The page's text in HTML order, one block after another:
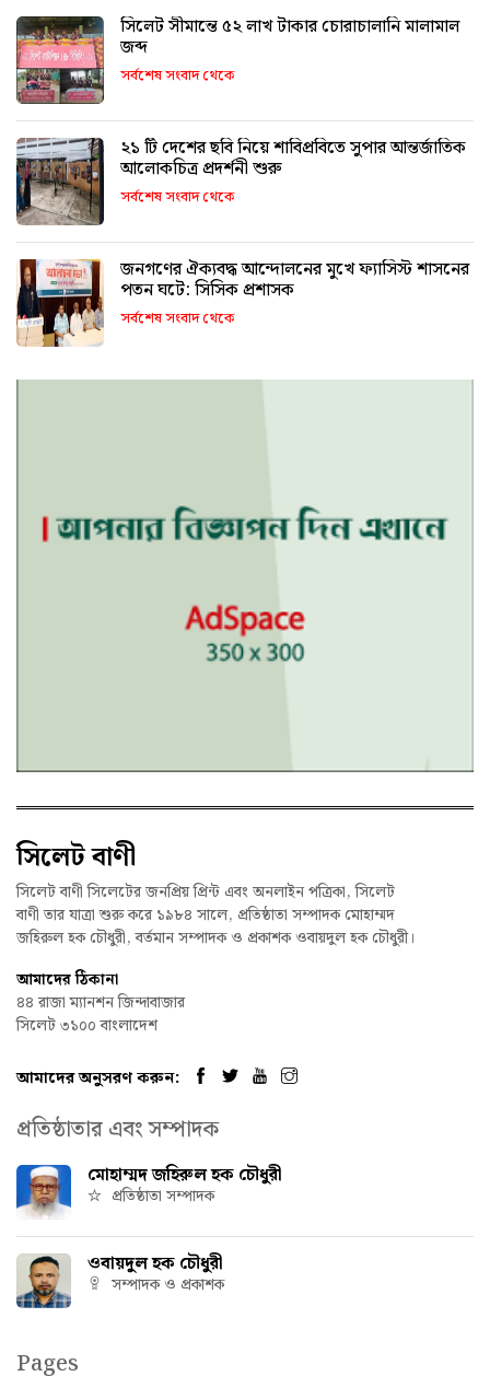
সিলেট সীমান্তে ৫২ লাখ টাকার চোরাচালানি মালামাল
জব্দ
সর্বশেষ সংবাদ থেকে
২১ টি দেশের ছবি নিয়ে শাবিপ্রবিতে সুপার আন্তর্জাতিক
আলোকচিত্র প্রদর্শনী শুরু
সর্বশেষ সংবাদ থেকে
জনগণের ঐক্যবদ্ধ আন্দোলনের মুখে ফ্যাসিস্ট শাসনের
পতন ঘটে: সিসিক প্রশাসক
সর্বশেষ সংবাদ থেকে
সিলেট বাণী
সিলেট বাণী সিলেটের জনপ্রিয় প্রিন্ট এবং অনলাইন পত্রিকা, সিলেট
বাণী তার যাত্রা শুরু করে ১৯৮৪ সালে, প্রতিষ্ঠাতা সম্পাদক মোহাম্মদ
জহিরুল হক চৌধুরী, বর্তমান সম্পাদক ও প্রকাশক ওবায়দুল হক চৌধুরী।
আমাদের ঠিকানা
৪৪ রাজা ম্যানশন জিন্দাবাজার
সিলেট ৩১০০ বাংলাদেশ
আমাদের অনুসরণ করুন:
প্রতিষ্ঠাতার এবং সম্পাদক
মোহাম্মদ জহিরুল হক চৌধুরী
প্রতিষ্ঠাতা সম্পাদক
ওবায়দুল হক চৌধুরী
সম্পাদক ও প্রকাশক
Pages